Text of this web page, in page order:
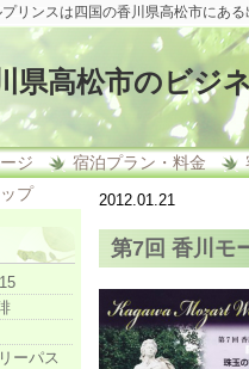
リンスは四国の香川県高松市にあ
県高松市のビジ
ジ 宿泊プラン・料金
プ
2012.01.21
第7回 香川モ
ーパス